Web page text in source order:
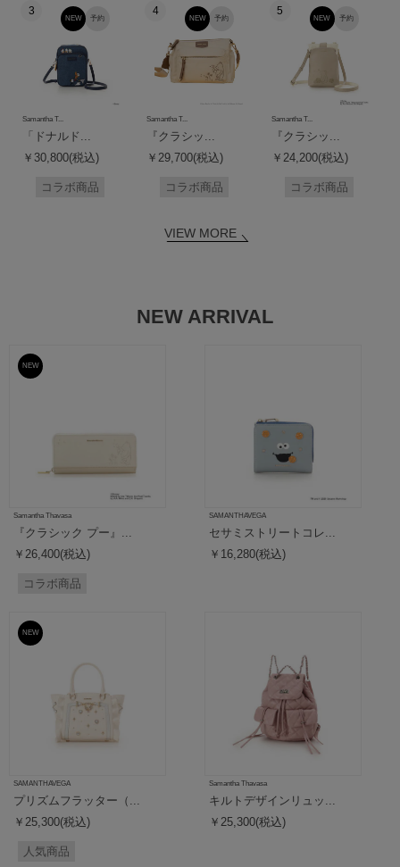
3
予約
NEW
Samantha T...
「ドナルド...
￥30,800(税込)
コラボ商品
4
予約
NEW
Samantha T...
『クラシッ...
￥29,700(税込)
コラボ商品
5
予約
NEW
Samantha T...
『クラシッ...
￥24,200(税込)
コラボ商品
VIEW MORE
NEW ARRIVAL
予約
NEW
Samantha Thavasa
『クラシック プー』...
￥26,400(税込)
コラボ商品
SAMANTHAVEGA
セサミストリートコレ...
￥16,280(税込)
NEW
SAMANTHAVEGA
プリズムフラッター（...
￥25,300(税込)
人気商品
Samantha Thavasa
キルトデザインリュッ...
￥25,300(税込)